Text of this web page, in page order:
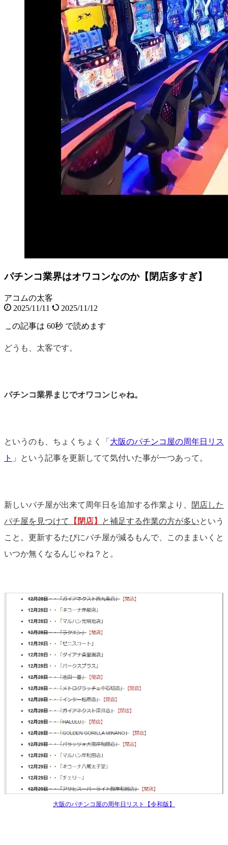
パチンコ業界はオワコンなのか【閉店多すぎ】
アコムの太客
2025/11/11
2025/11/12
この記事は 60秒 で読めます
どうも、太客です。
パチンコ業界まじでオワコンじゃね。
というのも、ちょくちょく「 大阪のパチンコ屋の周年日リス
ト 」という記事を更新してて気付いた事が一つあって。
新しいパチ屋が出来て周年日を追加する作業より、
閉店した
パチ屋を見つけて
【閉店】 と補足する作業の方が多いという
こと。更新するたびにパチ屋が減るもんで、このままいくと
いつか無くなるんじゃね？と。
大阪のパチンコ屋の周年日リスト【令和版】